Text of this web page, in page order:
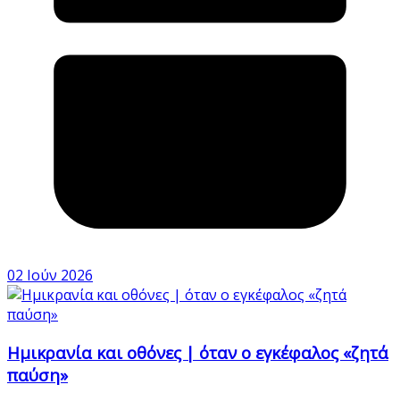
02 Ιούν 2026
Ημικρανία και οθόνες | όταν ο εγκέφαλος «ζητά
παύση»